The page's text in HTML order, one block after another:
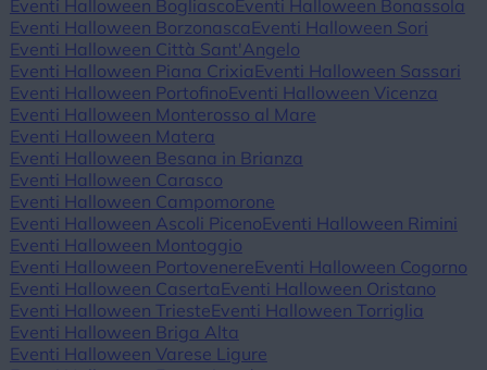
Eventi Halloween BogliascoEventi Halloween Bonassola
Eventi Halloween Borzonasca Eventi Halloween Sori
Eventi Halloween Città Sant'Angelo
Eventi Halloween Piana Crixia Eventi Halloween Sassari
Eventi Halloween PortofinoEventi Halloween Vicenza
Eventi Halloween Monterosso al Mare
Eventi Halloween Matera
Eventi Halloween Besana in Brianza
Eventi Halloween Carasco
Eventi Halloween Campomorone
Eventi Halloween Ascoli PicenoEventi Halloween Rimini
Eventi Halloween Montoggio
Eventi Halloween PortovenereEventi Halloween Cogorno
Eventi Halloween Caserta Eventi Halloween Oristano
Eventi Halloween TriesteEventi Halloween Torriglia
Eventi Halloween Briga Alta
Eventi Halloween Varese Ligure